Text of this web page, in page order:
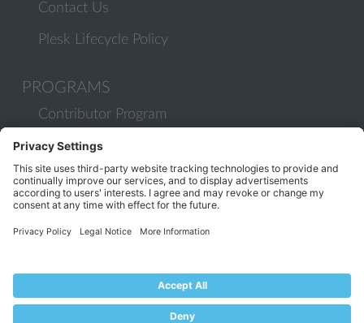
Contact Us
Plesk Lifecycle Policy
PROGRAMS
Contributor Program
Partner Program
COMMUNITY